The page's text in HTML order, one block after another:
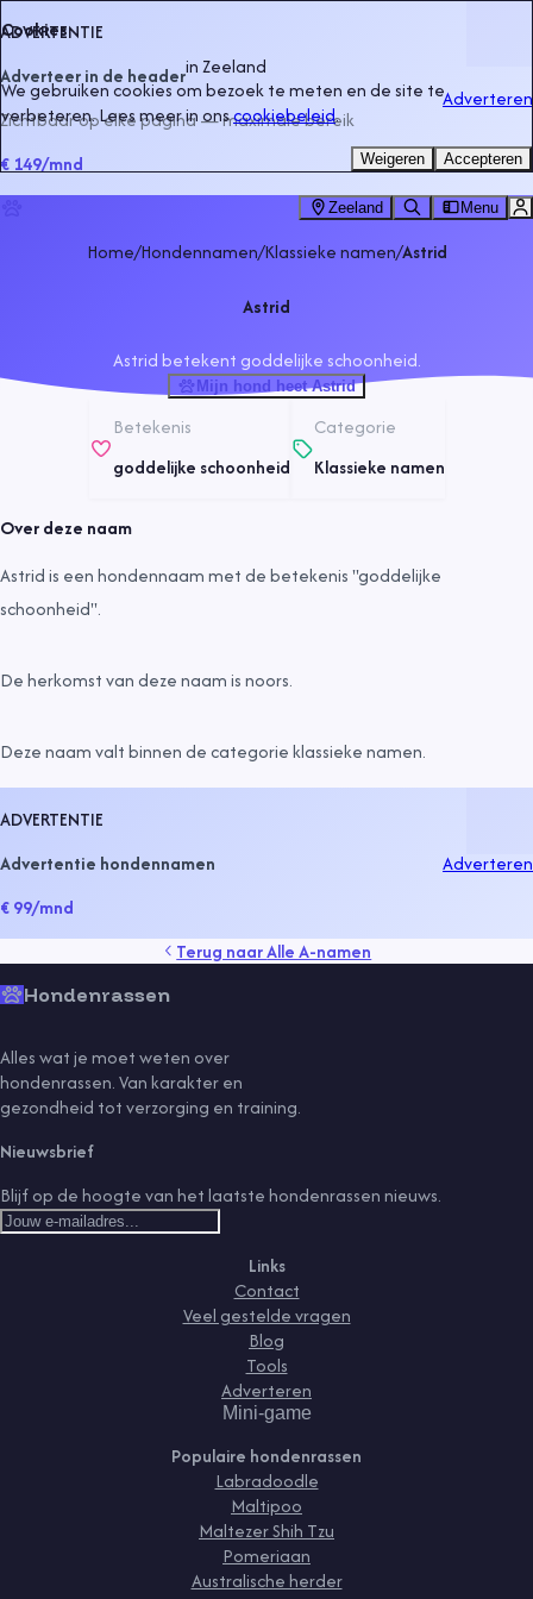
ADVERTENTIE
Adverteer in de headerinZeeland
Zichtbaar op elke pagina — maximale bereik
€ 149/mnd
Adverteren
Zeeland Menu
Home/Hondennamen/Klassieke namen/Astrid
Astrid
Astrid betekent goddelijke schoonheid.
Mijn hond heet Astrid
Betekenis
goddelijke schoonheid
Categorie
Klassieke namen
Over deze naam
Astrid is een hondennaam met de betekenis "goddelijke
schoonheid".
De herkomst van deze naam isnoors.
Deze naam valt binnen de categorieklassieke namen.
ADVERTENTIE
Advertentie hondennamen
€ 99/mnd
Adverteren
Terug naarAlle A-namen
Hondenrassen
Alles wat je moet weten over
hondenrassen. Van karakter en
gezondheid tot verzorging en training.
Nieuwsbrief
Blijf op de hoogte van het laatste hondenrassen nieuws.
Links
Contact
Veel gestelde vragen
Blog
Tools
Adverteren
Mini-game
Populaire hondenrassen
Labradoodle
Maltipoo
Maltezer Shih Tzu
Pomeriaan
Australische herder
Cookies
We gebruiken cookies om bezoek te meten en de site te
verbeteren. Lees meer in onscookiebeleid.
Weigeren Accepteren